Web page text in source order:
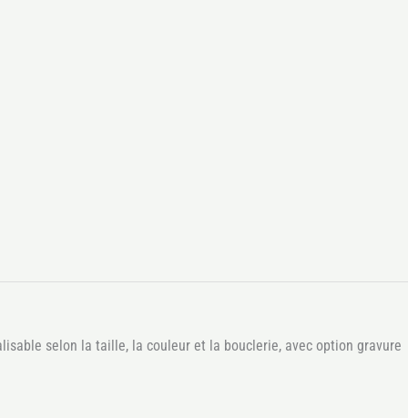
selon la taille, la couleur et la bouclerie, avec option gravure